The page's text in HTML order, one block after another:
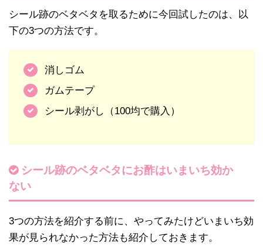
シール跡のベタベタを取るために今回試したのは、以
下の3つの方法です。
消しゴム
ガムテープ
シール剥がし（100均で購入）
シール跡のベタベタにお酢はいまいち効か
ない
3つの方法を紹介する前に、やってみたけどいまいち効
果が見られなかった方法も紹介しておきます。